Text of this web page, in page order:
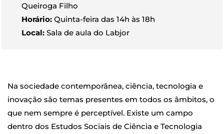
Queiroga Filho
Horário: Quinta-feira das 14h às 18h
Local: Sala de aula do Labjor
Na sociedade contemporânea, ciência, tecnologia e
inovação são temas presentes em todos os âmbitos, o
que nem sempre é perceptível. Existe um campo
dentro dos Estudos Sociais de Ciência e Tecnologia